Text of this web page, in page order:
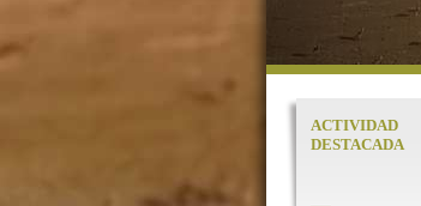
ACTIVIDAD
DESTACADA